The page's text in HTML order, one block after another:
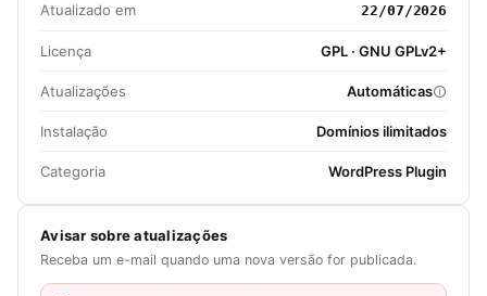
Atualizado em 22/07/2026
Licença GPL · GNU GPLv2+
Atualizações Automáticas
Instalação Domínios ilimitados
Categoria WordPress Plugin
Avisar sobre atualizações
Receba um e-mail quando uma nova versão for publicada.